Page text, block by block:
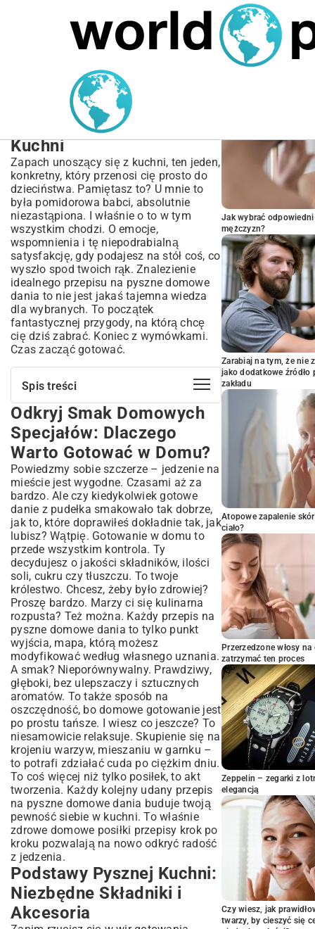
MARIUSZ ŁAMAGA 04.10.2025
Przepis na Pyszne
Domowe Dania: Twoja
Droga do Mistrzostwa w
Kuchni
Zapach unoszący się z kuchni, ten jeden,
konkretny, który przenosi cię prosto do
dzieciństwa. Pamiętasz to? U mnie to
była pomidorowa babci, absolutnie
niezastąpiona. I właśnie o to w tym
wszystkim chodzi. O emocje,
wspomnienia i tę niepodrabialną
satysfakcję, gdy podajesz na stół coś, co
wyszło spod twoich rąk. Znalezienie
idealnego przepisu na pyszne domowe
dania to nie jest jakaś tajemna wiedza
dla wybranych. To początek
fantastycznej przygody, na którą chcę
cię dziś zabrać. Koniec z wymówkami.
Czas zacząć gotować.
Spis treści
Odkryj Smak Domowych Specjałów:
Dlaczego Warto Gotować w Domu?
Podstawy Pysznej Kuchni: Niezbędne
Składniki i Akcesoria
Co Musisz Mieć w Spiżarni?
Świeżość to Klucz: Wybór Produktów
Szybkie i Proste Dania: Idealne na Każdą
Okazję
Pomysły na Ekspresowy Obiad
Kolacje Gotowe w Mgnieniu Oka
Klasyka w Nowym Wydaniu: Tradycyjne
Przepisy, Które Pokochasz
Rodzinne Przepisy, Które Łączą Pokolenia
Kuchnia Polska na Twoim Stole
Słodkie Chwile: Przepisy na Domowe
Desery
Słodkości Bez Pieczenia
Desery Idealne na Specjalne Okazje
Sekrety Mistrzów Kuchni: Praktyczne
Porady
Jak Planować Posiłki i Oszczędzać Czas?
Wykorzystaj Resztki i Nie Marnuj Jedzenia
Twoja Kulinarna Podróż: Podsumowanie
i Inspiracje
Odkryj Smak Domowych
Specjałów: Dlaczego
Warto Gotować w Domu?
Powiedzmy sobie szczerze – jedzenie na
mieście jest wygodne. Czasami aż za
bardzo. Ale czy kiedykolwiek gotowe
danie z pudełka smakowało tak dobrze,
jak to, które doprawiłeś dokładnie tak, jak
lubisz? Wątpię. Gotowanie w domu to
przede wszystkim kontrola. Ty
decydujesz o jakości składników, ilości
soli, cukru czy tłuszczu. To twoje
królestwo. Chcesz, żeby było zdrowiej?
Proszę bardzo. Marzy ci się kulinarna
rozpusta? Też można. Każdy przepis na
pyszne domowe dania to tylko punkt
wyjścia, mapa, którą możesz
modyfikować według własnego uznania.
A smak? Nieporównywalny. Prawdziwy,
głęboki, bez ulepszaczy i sztucznych
aromatów. To także sposób na
oszczędność, bo domowe gotowanie jest
po prostu tańsze. I wiesz co jeszcze? To
niesamowicie relaksuje. Skupienie się na
krojeniu warzyw, mieszaniu w garnku –
to potrafi zdziałać cuda po ciężkim dniu.
To coś więcej niż tylko posiłek, to akt
tworzenia. Każdy kolejny udany przepis
na pyszne domowe dania buduje twoją
pewność siebie w kuchni. To właśnie
zdrowe domowe posiłki przepisy krok po
kroku pozwalają na nowo odkryć radość
z jedzenia.
Podstawy Pysznej Kuchni:
Niezbędne Składniki i
Akcesoria
Jak wybrać
mężczyzn?
Zarabiaj na tym, że nie
jako dodatkowe
zakładu
Atopowe zapalenie
ciało?
Przerzedzone włosy
zatrzymać ten proces
Zeppelin – zegarki z
elegancją
Czy wiesz, jak
twarzy, by cieszyć się